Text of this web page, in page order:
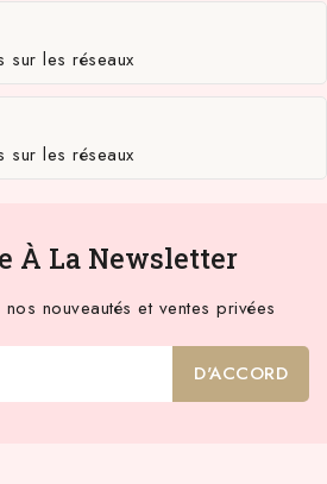
sur les réseaux
sur les réseaux
À La Newsletter
nouveautés et ventes privées